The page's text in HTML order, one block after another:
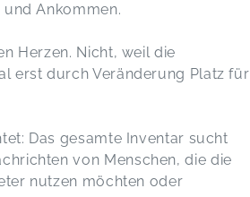
Ankommen.
Herzen. Nicht, weil die
erst durch Veränderung Platz für
Das gesamte Inventar sucht
von Menschen, die die
nutzen möchten oder